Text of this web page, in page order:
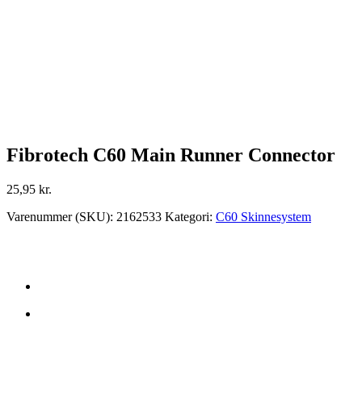
Fibrotech C60 Main Runner Connector
25,95 kr.
Varenummer (SKU): 2162533 Kategori: C60 Skinnesystem